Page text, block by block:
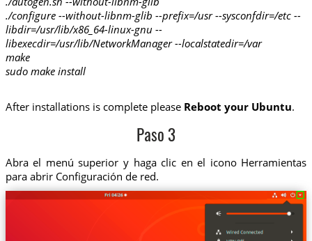
./configure --without-libnm-glib --prefix=/usr --sysconfdir=/etc --
libdir=/usr/lib/x86_64-linux-gnu --
libexecdir=/usr/lib/NetworkManager --localstatedir=/var
make
sudo make install
After installations is complete please Reboot your Ubuntu.
Paso 3
Abra el menú superior y haga clic en el icono Herramientas
para abrir Configuración de red.